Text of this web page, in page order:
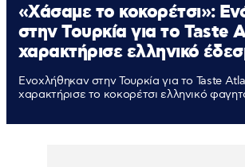
«Χάσαμε το κοκορέτσι»:
στην Τουρκία για το Taste
χαρακτήρισε ελληνικό
Ενοχλήθηκαν στην Τουρκία για το Taste
χαρακτήρισε το κοκορέτσι ελληνικό